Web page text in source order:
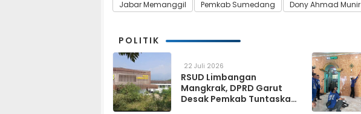
Jabar Memanggil Pemkab Sumedang Dony Ahmad Munir
POLITIK
22 Juli 2026
RSUD Limbangan
Mangkrak, DPRD Garut
Desak Pemkab Tuntaskan